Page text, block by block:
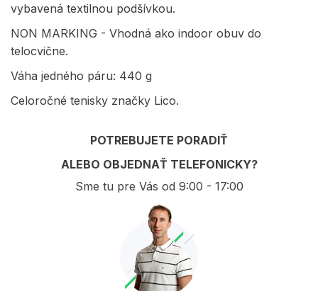
vybavená textilnou podšívkou.
NON MARKING - Vhodná ako indoor obuv do
telocvične.
Váha jedného páru: 440 g
Celoročné tenisky značky Lico.
POTREBUJETE PORADIŤ
ALEBO OBJEDNAŤ TELEFONICKY?
Sme tu pre Vás od 9:00 - 17:00